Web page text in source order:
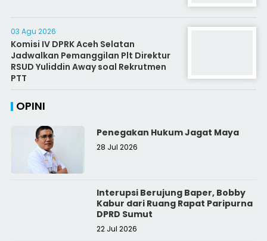
03 Agu 2026
Komisi IV DPRK Aceh Selatan
Jadwalkan Pemanggilan Plt Direktur
RSUD Yuliddin Away soal Rekrutmen
PTT
OPINI
Penegakan Hukum Jagat Maya
28 Jul 2026
Interupsi Berujung Baper, Bobby
Kabur dari Ruang Rapat Paripurna
DPRD Sumut
22 Jul 2026